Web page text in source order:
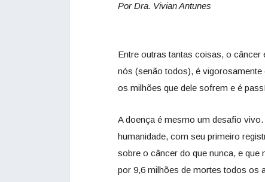
Por Dra. Vivian Antunes
Entre outras tantas coisas, o câncer
nós (senão todos), é
os milhões que dele sofrem e é
A doença é mesmo um desafio
humanidade, com seu primeiro
sobre o câncer do que nunca, e
por 9,6 milhões de mortes todos os